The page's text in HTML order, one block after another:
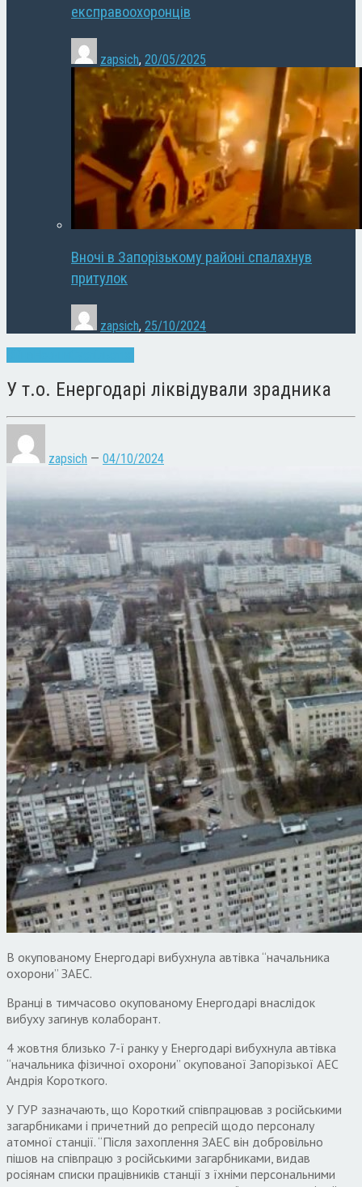
експравоохоронців
zapsich, 20/05/2025
Вночі в Запорізькому районі спалахнув
притулок
zapsich, 25/10/2024
У т.о. Енергодарі ліквідували зрадника
zapsich — 04/10/2024
В окупованому Енергодарі вибухнула автівка “начальника
охорони” ЗАЕС.
Вранці в тимчасово окупованому Енергодарі внаслідок
вибуху загинув колаборант.
4 жовтня близько 7-ї ранку у Енергодарі вибухнула автівка
“начальника фізичної охорони” окупованої Запорізької АЕС
Андрія Короткого.
У ГУР зазначають, що Короткий співпрацював з російськими
загарбниками і причетний до репресій щодо персоналу
атомної станції. “Після захоплення ЗАЕС він добровільно
пішов на співпрацю з російськими загарбниками, видав
росіянам списки працівників станції з їхніми персональними